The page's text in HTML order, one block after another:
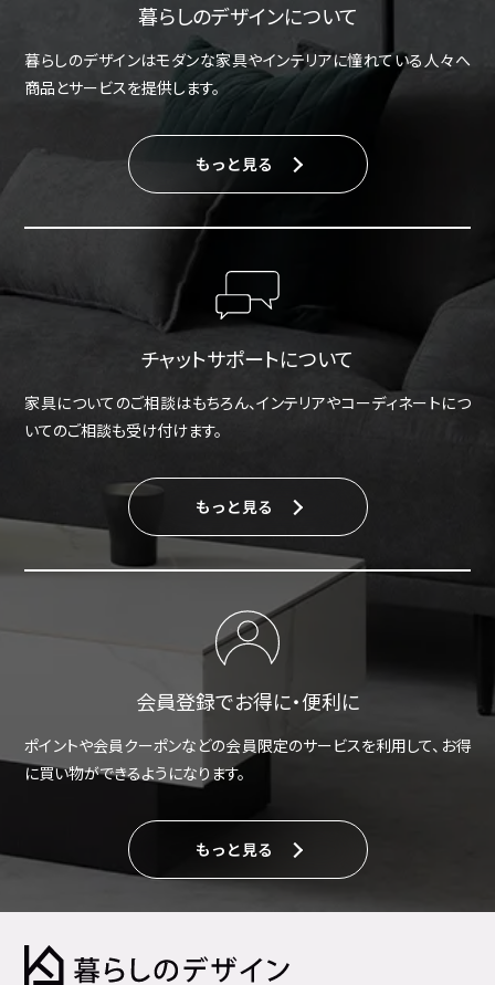
暮らしのデザインについて
暮らしのデザインはモダンな家具やインテリアに憧れている人々へ
商品とサービスを提供します。
もっと見る
チャットサポートについて
家具についてのご相談はもちろん、インテリアやコーディネートにつ
いてのご相談も受け付けます。
もっと見る
会員登録でお得に・便利に
ポイントや会員クーポンなどの会員限定のサービスを利用して、お得
に買い物ができるようになります。
もっと見る